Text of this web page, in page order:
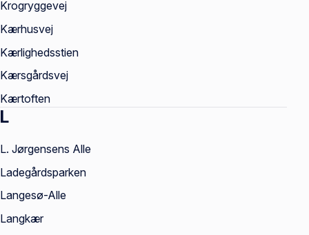
Krogryggevej
Kærhusvej
Kærlighedsstien
Kærsgårdsvej
Kærtoften
L
L. Jørgensens Alle
Ladegårdsparken
Langesø-Alle
Langkær